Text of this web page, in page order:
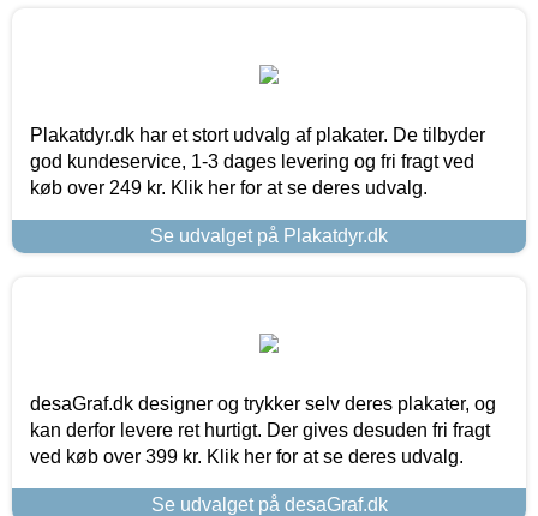
Plakatdyr.dk har et stort udvalg af plakater. De tilbyder
god kundeservice, 1-3 dages levering og fri fragt ved
køb over 249 kr. Klik her for at se deres udvalg.
Se udvalget på Plakatdyr.dk
desaGraf.dk designer og trykker selv deres plakater, og
kan derfor levere ret hurtigt. Der gives desuden fri fragt
ved køb over 399 kr. Klik her for at se deres udvalg.
Se udvalget på desaGraf.dk